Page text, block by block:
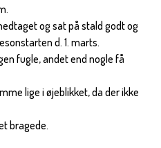
og sat på stald godt og
d. 1. marts.
fugle, andet end nogle få
lige i øjeblikket, da der ikke
bragede.